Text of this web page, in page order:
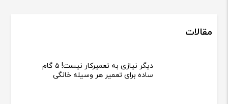
مقالات
دیگر نیازی به تعمیرکار نیست! ۵ گام
ساده برای تعمیر هر وسیله خانگی